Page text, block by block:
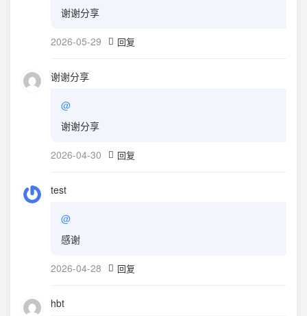
谢谢分享
2026-05-29 回复
谢谢分享
@
谢谢分享
2026-04-30 回复
test
@
感谢
2026-04-28 回复
hbt